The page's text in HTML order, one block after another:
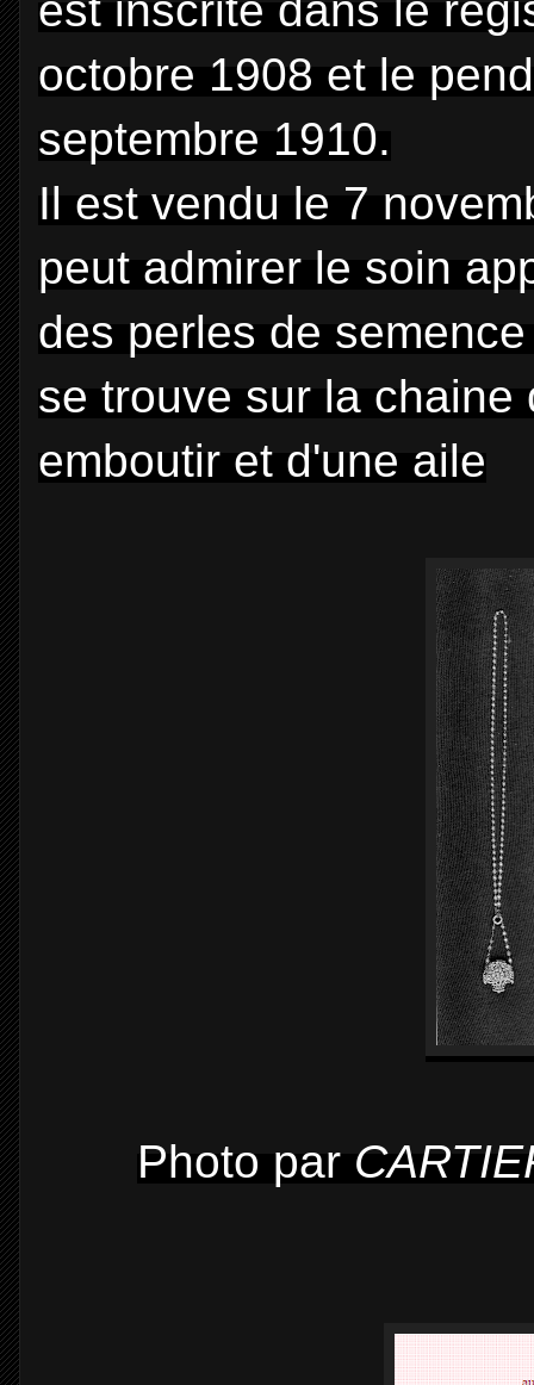
octobre 1908 et le
septembre 1910.
Il est vendu le 7
peut admirer le soin
des perles de
se trouve sur la
emboutir et d'une aile
Photo par